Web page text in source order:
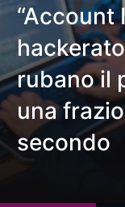
“Account
rubano il
una
secondo